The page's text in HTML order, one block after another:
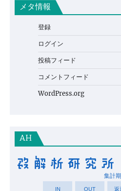
メタ情報
登録
ログイン
投稿フィード
コメントフィード
WordPress.org
AH